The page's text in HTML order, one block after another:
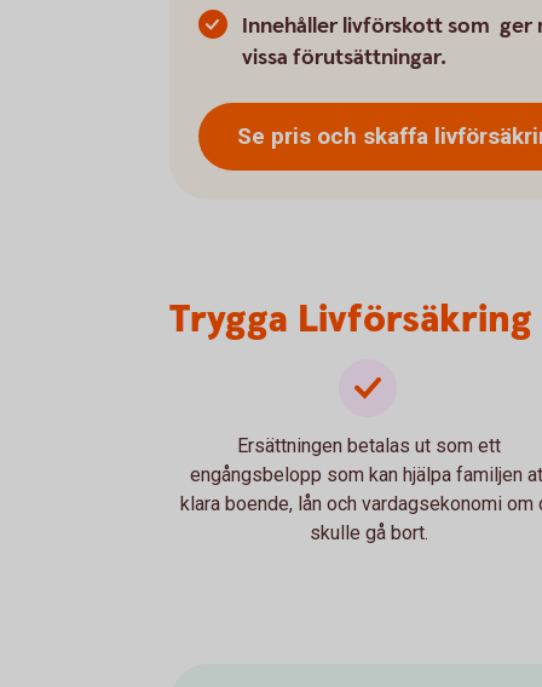
Innehåller livförskott som
vissa förutsättningar.
Se pris och skaffa
Trygga
Ersättningen betalas ut som ett
engångsbelopp som kan hjälpa familjen
klara boende, lån och vardagsekonomi om
skulle gå bort.